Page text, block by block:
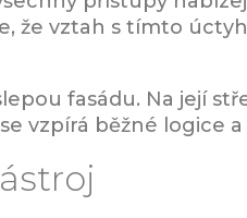
že vztah s tímto
fasádu. Na její
vzpírá běžné logice